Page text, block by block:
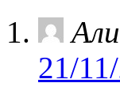
21/